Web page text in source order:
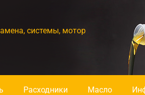
системы, мотор
Расходники Масло